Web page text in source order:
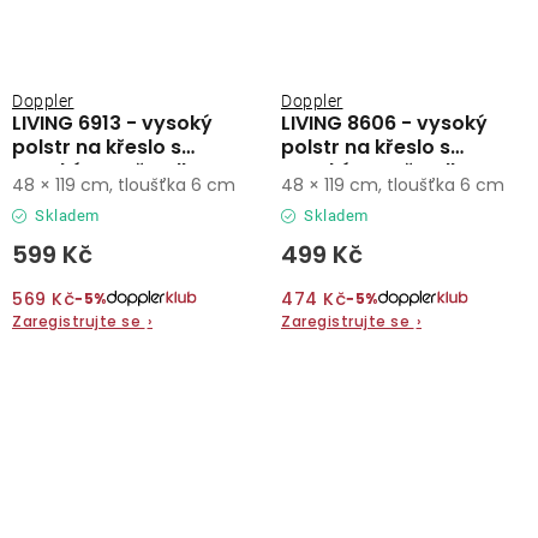
LIVING 6913 - vysoký
polstr na křeslo s
vysokým opěradlem
Doppler
Skladem
599 Kč
569 Kč−5%
Zaregistrujte se ›
48 × 119 cm, tloušťka 6 cm
LIVING 8606 - vysoký
polstr na křeslo s
vysokým opěradlem
Doppler
Skladem
499 Kč
474 Kč−5%
Zaregistrujte se ›
48 × 119 cm, tloušťka 6 cm